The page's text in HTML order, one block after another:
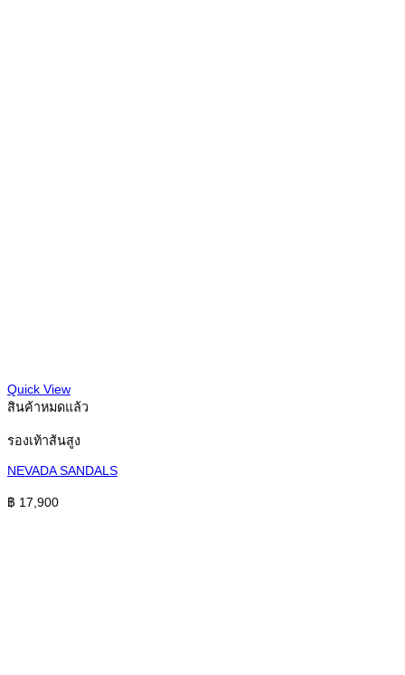
Quick View
สินค้าหมดแล้ว
รองเท้าส้นสูง
NEVADA SANDALS
฿ 17,900